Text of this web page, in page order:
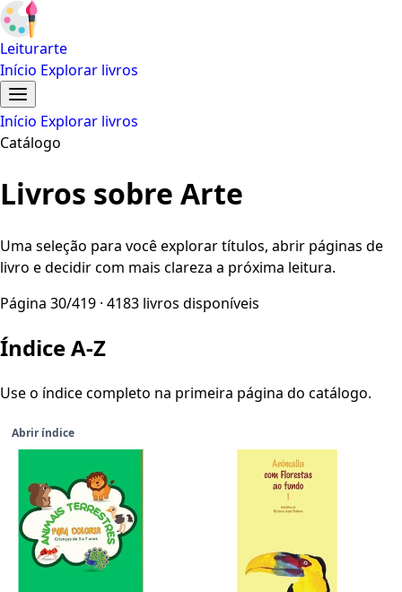
Leiturarte
Início Explorar livros
Início Explorar livros
Catálogo
Livros sobre Arte
Uma seleção para você explorar títulos, abrir páginas de
livro e decidir com mais clareza a próxima leitura.
Página 30/419 · 4183 livros disponíveis
Índice A-Z
Use o índice completo na primeira página do catálogo.
Abrir índice